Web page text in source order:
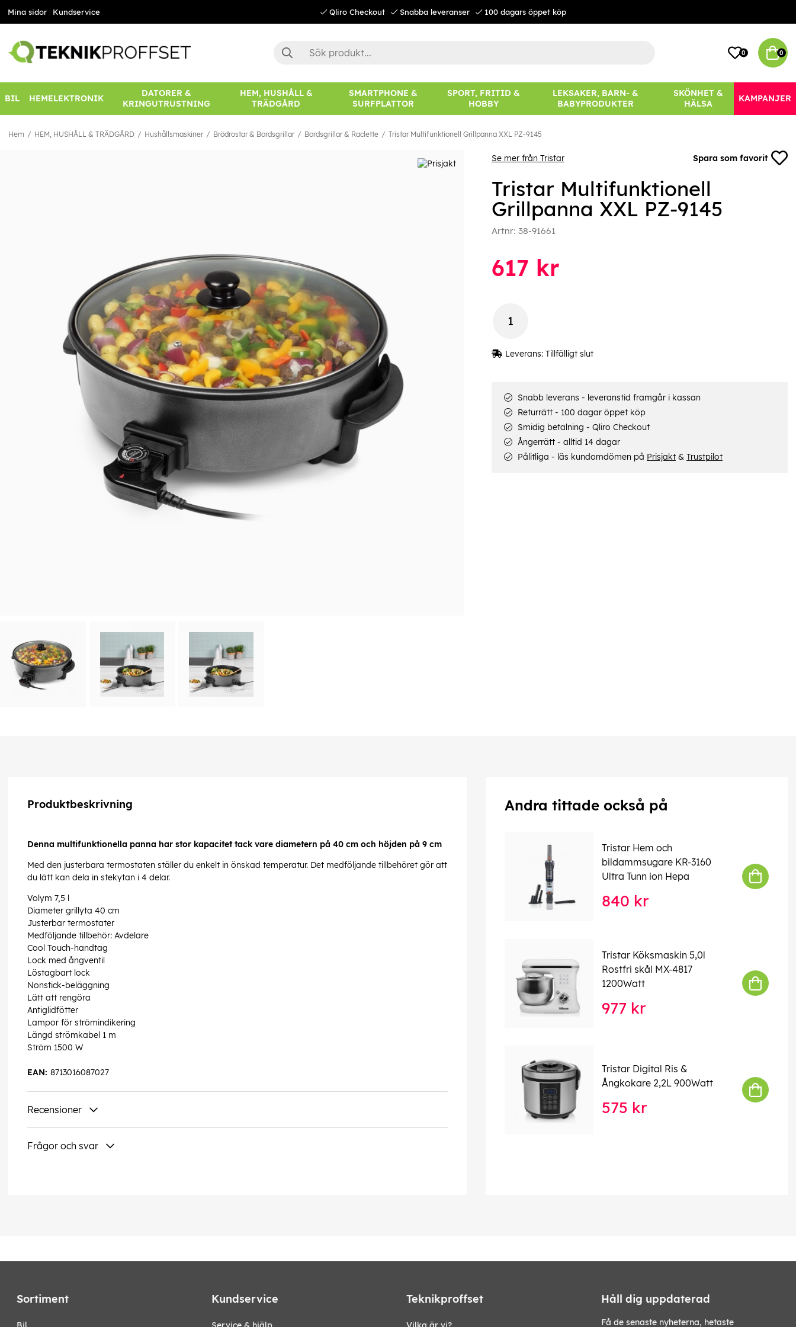
Mina sidor Kundservice Qliro Checkout Snabba leveranser 100 dagars öppet köp
0 0
BIL HEMELEKTRONIK
DATORER &
KRINGUTRUSTNING
HEM, HUSHÅLL &
TRÄDGÅRD
SMARTPHONE &
SURFPLATTOR
SPORT, FRITID &
HOBBY
LEKSAKER, BARN- &
BABYPRODUKTER
SKÖNHET &
HÄLSA
KAMPANJER
Hem HEM, HUSHÅLL & TRÄDGÅRD Hushållsmaskiner Brödrostar & Bordsgrillar Bordsgrillar & Raclette Tristar Multifunktionell Grillpanna XXL PZ-9145
Se mer från Tristar Spara som favorit
Tristar Multifunktionell
Grillpanna XXL PZ-9145
Artnr: 38-91661
617 kr
Leverans: Tillfälligt slut
Snabb leverans - leveranstid framgår i kassan
Returrätt - 100 dagar öppet köp
Smidig betalning - Qliro Checkout
Ångerrätt - alltid 14 dagar
Pålitliga - läs kundomdömen på Prisjakt& Trustpilot
Produktbeskrivning
Denna multifunktionella panna har stor kapacitet tack vare diametern på 40 cm och höjden på 9 cm
Med den justerbara termostaten ställer du enkelt in önskad temperatur. Det medföljande tillbehöret gör att
du lätt kan dela in stekytan i 4 delar.
Volym 7,5 l
Diameter grillyta 40 cm
Justerbar termostater
Medföljande tillbehör: Avdelare
Cool Touch-handtag
Lock med ångventil
Löstagbart lock
Nonstick-beläggning
Lätt att rengöra
Antiglidfötter
Lampor för strömindikering
Längd strömkabel 1 m
Ström 1500 W
8713016087027
EAN:
Recensioner
Frågor och svar
Andra tittade också på
Tristar Hem och
bildammsugare KR-3160
Ultra Tunn ion Hepa
840 kr
Tristar Köksmaskin 5,0l
Rostfri skål MX-4817
1200Watt
977 kr
Tristar Digital Ris &
Ångkokare 2,2L 900Watt
575 kr
Sortiment Kundservice Teknikproffset Håll dig uppdaterad
Få de senaste nyheterna, hetaste